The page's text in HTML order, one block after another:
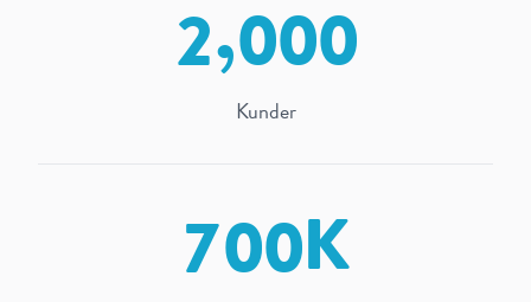
Kunder
2,000
700